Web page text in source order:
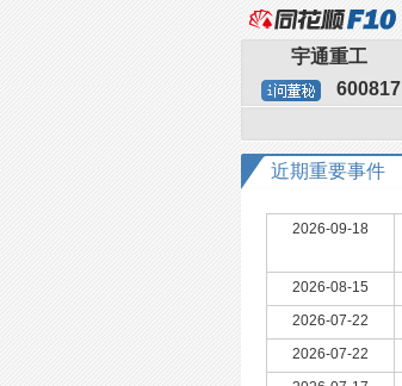
宇通重工
600817
近期重要事件
2026-09-18
2026-08-15
2026-07-22
2026-07-22